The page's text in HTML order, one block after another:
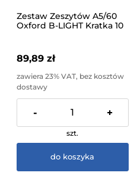
Zestaw Zeszytów A5/60
Oxford B-LIGHT Kratka 10
89,89 zł
zawiera 23% VAT, bez kosztów
dostawy
- +
szt.
do koszyka